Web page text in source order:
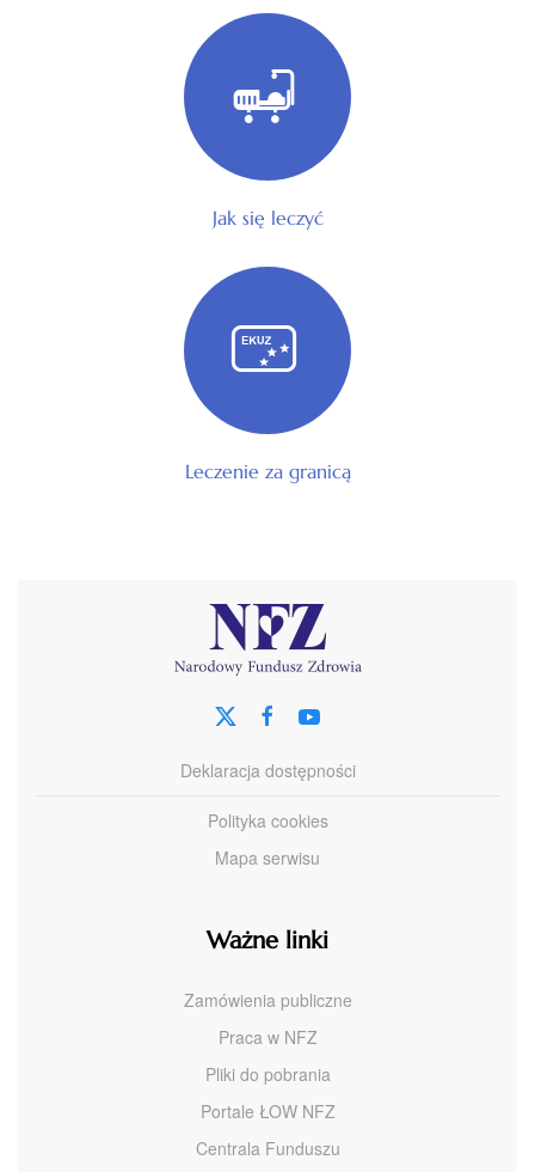
Jak się leczyć
Leczenie za granicą
Deklaracja dostępności
Polityka cookies
Mapa serwisu
Ważne linki
Zamówienia publiczne
Praca w NFZ
Pliki do pobrania
Portale ŁOW NFZ
Centrala Funduszu